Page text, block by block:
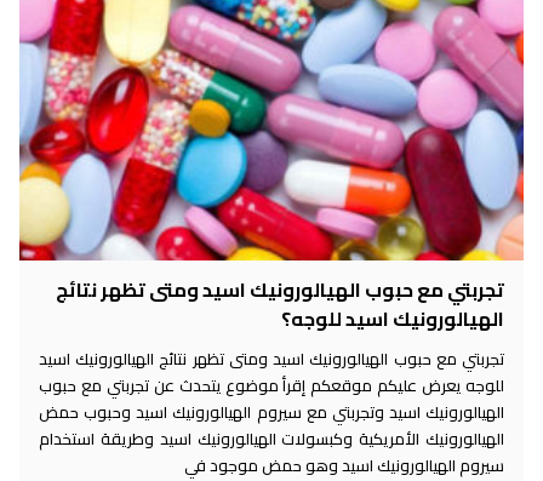
تجربتي مع حبوب الهيالورونيك اسيد ومتى تظهر نتائج
الهيالورونيك اسيد للوجه؟
تجربتي مع حبوب الهيالورونيك اسيد ومتى تظهر نتائج الهيالورونيك اسيد
للوجه يعرض عليكم موقعكم إقرأ موضوع يتحدث عن تجربتي مع حبوب
الهيالورونيك اسيد وتجربتي مع سيروم الهيالورونيك اسيد وحبوب حمض
الهيالورونيك الأمريكية وكبسولات الهيالورونيك اسيد وطريقة استخدام
سيروم الهيالورونيك اسيد وهو حمض موجود في